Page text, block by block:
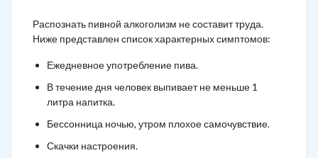
Распознать пивной алкоголизм не составит труда.
Ниже представлен список характерных симптомов:
Ежедневное употребление пива.
В течение дня человек выпивает не меньше 1
литра напитка.
Бессонница ночью, утром плохое самочувствие.
Скачки настроения.